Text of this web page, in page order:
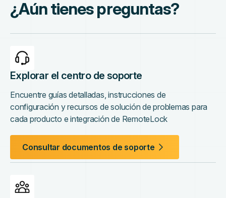
¿Aún tienes preguntas?
Explorar el centro de soporte
Encuentre guías detalladas, instrucciones de
configuración y recursos de solución de problemas para
cada producto e integración de RemoteLock
Consultar documentos de soporte